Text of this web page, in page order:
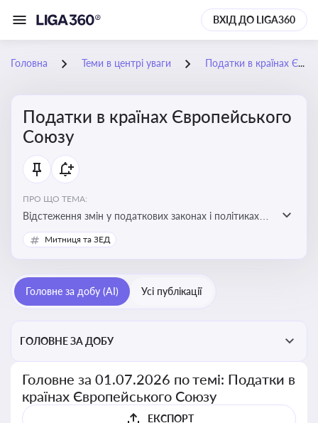
ВХІД ДО LIGA360
Головна Теми в центрі уваги Податки в країнах Європейського Союзу
Податки в країнах Європейського
Союзу
ПРО ЩО ТЕМА:
Відстеження змін у податкових законах і політиках
країн ЄС. Моніторинг кейсів, що впливають на бізнес-
процеси та фінансову звітність
Митниця та ЗЕД
Головне за добу (AI) Усі публікації
ГОЛОВНЕ ЗА ДОБУ
Головне за 01.07.2026 по темі: Податки в
країнах Європейського Союзу
ЕКСПОРТ